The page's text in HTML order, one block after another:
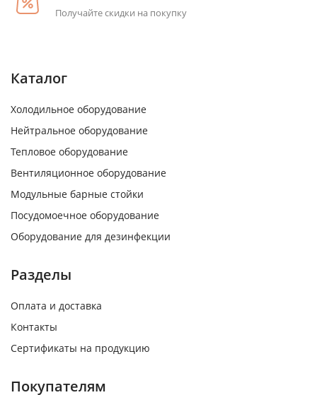
Получайте скидки на покупку
Каталог
Холодильное оборудование
Нейтральное оборудование
Тепловое оборудование
Вентиляционное оборудование
Модульные барные стойки
Посудомоечное оборудование
Оборудование для дезинфекции
Разделы
Оплата и доставка
Контакты
Сертификаты на продукцию
Покупателям